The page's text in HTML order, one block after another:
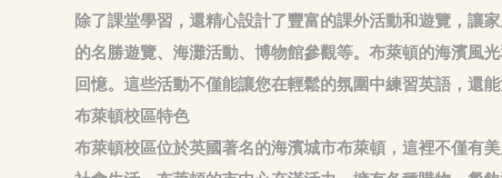
除了課堂學習，還精心設計了豐富的課外活動和遊覽，讓
的名勝遊覽、海灘活動、博物館參觀等。布萊頓的海濱風
回憶。這些活動不僅能讓您在輕鬆的氛圍中練習英語，還
布萊頓校區特色
布萊頓校區位於英國著名的海濱城市布萊頓，這裡不僅有